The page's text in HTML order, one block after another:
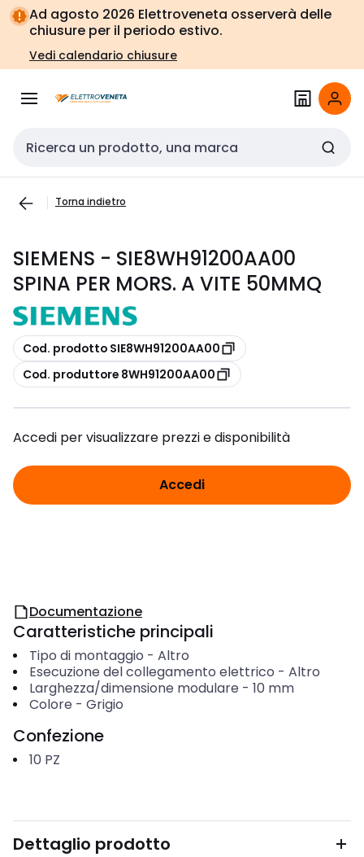
Vai alla
navigazione
Vai
alla
pagina
Ad agosto 2026 Elettroveneta osserverà delle
chiusure per il periodo estivo.
Vedi calendario chiusure
Cerca input
Torna indietro
SIEMENS - SIE8WH91200AA00
SPINA PER MORS. A VITE 50MMQ
copia
Cod. prodotto SIE8WH91200AA00
copia
Cod. produttore 8WH91200AA00
Accedi per visualizzare prezzi e disponibilità
Accedi
Documentazione
Caratteristiche principali
Tipo di montaggio - Altro
Esecuzione del collegamento elettrico - Altro
Larghezza/dimensione modulare - 10 mm
Colore - Grigio
Confezione
10 PZ
Dettaglio prodotto